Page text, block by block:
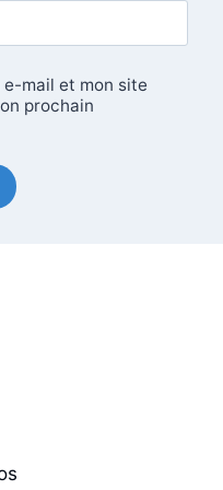
e-mail et mon site
prochain